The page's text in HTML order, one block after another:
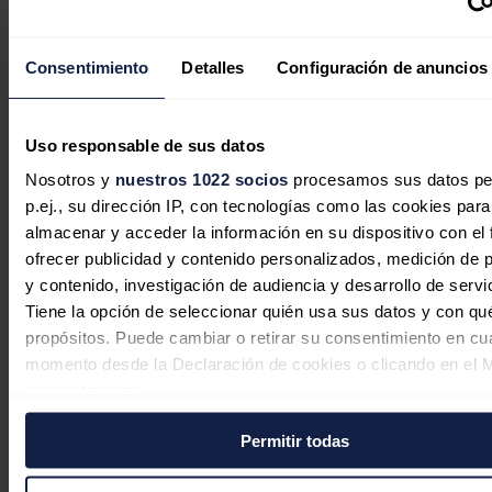
Consentimiento Detalles Configuración de anuncios
Uso responsable de sus datos
Nosotros y nuestros 1022 socios procesamos sus datos
p.ej., su dirección IP, con tecnologías como las cookies para
almacenar y acceder la información en su dispositivo con el
ofrecer publicidad y contenido personalizados, medición de
y contenido, investigación de audiencia y desarrollo de
Tiene la opción de seleccionar quién usa sus datos y con
propósitos. Puede cambiar o retirar su consentimiento en
momento desde la Declaración de cookies o clicando en el
Si lo permite, también quisiéramos:
Recopilar información sobre su ubicación geográfica
Permitir todas
Iberdrola planea duplicar la
capacidad de Whitelee, el mayor
Redacción31/07/2026